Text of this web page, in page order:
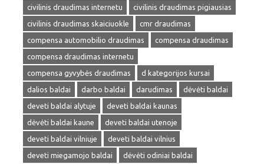
civilinis draudimas internetu
civilinis draudimas pigiausias
civilinis draudimas skaiciuokle
cmr draudimas
compensa automobilio draudimas
compensa draudimas
compensa draudimas internetu
compensa gyvybės draudimas
d kategorijos kursai
dalios baldai
darbo baldai darudimas
dėvėti baldai
deveti baldai alytuje
deveti baldai kaunas
dėvėti baldai kaune
deveti baldai utenoje
deveti baldai vilniuje
deveti baldai vilnius
deveti miegamojo baldai
dėvėti odiniai baldai